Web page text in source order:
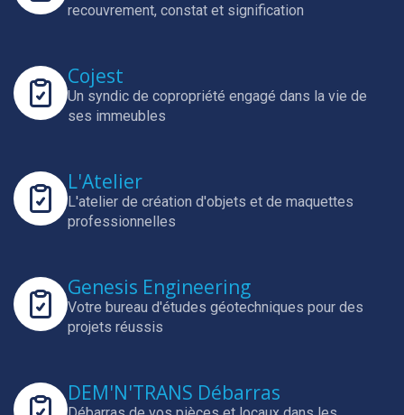
recouvrement, constat et signification
Cojest
Un syndic de copropriété engagé dans la vie de
ses immeubles
L'Atelier
L'atelier de création d'objets et de maquettes
professionnelles
Genesis Engineering
Votre bureau d'études géotechniques pour des
projets réussis
DEM'N'TRANS Débarras